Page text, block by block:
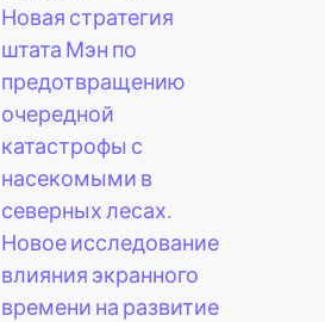
Новая стратегия
штата Мэн по
предотвращению
очередной
катастрофы с
насекомыми в
северных лесах.
Новое исследование
влияния экранного
времени на развитие